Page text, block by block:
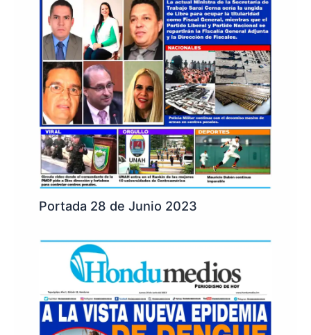
Portada 28 de Junio 2023